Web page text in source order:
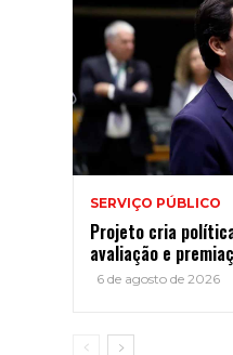
SERVIÇO PÚBLICO
Projeto cria
avaliação e
6 de agosto de 2026